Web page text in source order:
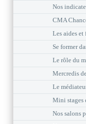
Nos
CMA
Les aides et
Se former
Le rôle du
Mercredis
Le
Mini stages
Nos salons